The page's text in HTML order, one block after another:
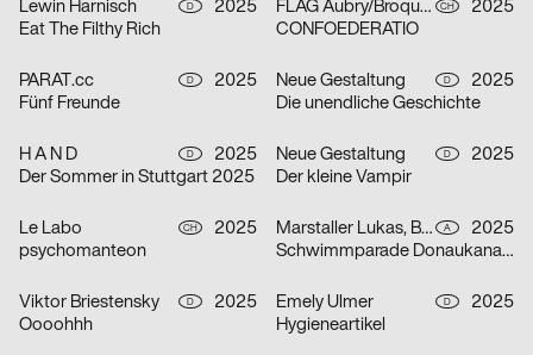
Lewin Harnisch D
2025
Eat The Filthy Rich
FLAG Aubry/Broquard CH
2025
CONFOEDERATIO
PARAT.cc D
2025
Fünf Freunde
Neue Gestaltung D
2025
Die unendliche Geschichte
H A N D D
2025
Der Sommer in Stuttgart 2025
Neue Gestaltung D
2025
Der kleine Vampir
Le Labo CH
2025
psychomanteon
Marstaller Lukas, Béla Meiers A
2025
Schwimmparade Donaukanal 2025
Viktor Briestensky D
2025
Oooohhh
Emely Ulmer D
2025
Hygieneartikel